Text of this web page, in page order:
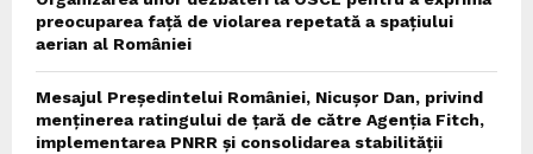
preocuparea față de violarea repetată a spațiului
aerian al României
Mesajul Președintelui României, Nicușor Dan, privind
menținerea ratingului de țară de către Agenția Fitch,
implementarea PNRR și consolidarea stabilității